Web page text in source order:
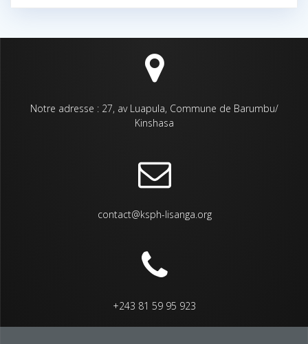
Notre adresse : 27, av Luapula, Commune de Barumbu/
Kinshasa
contact@ksph-lisanga.org
+243 81 59 95 923